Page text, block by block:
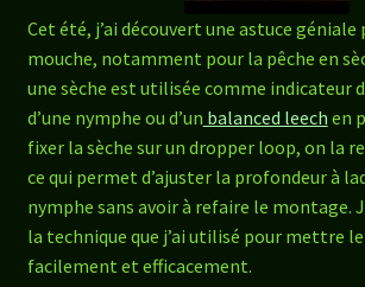
Cet été, j’ai découvert une astuce géniale
mouche, notamment pour la pêche en
une sèche est utilisée comme indicateur
d’une nymphe ou d’un balanced leech en
fixer la sèche sur un dropper loop, on la
ce qui permet d’ajuster la profondeur à
nymphe sans avoir à refaire le montage.
la technique que j’ai utilisé pour mettre
facilement et efficacement.